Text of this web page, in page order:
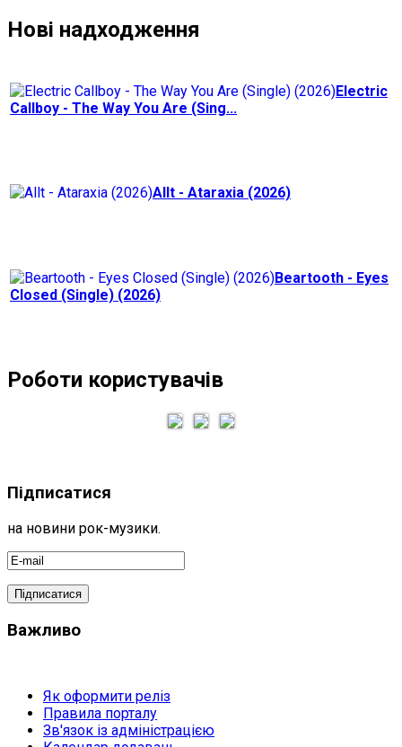
Нові надходження
Electric
Callboy - The Way You Are (Sing...
Allt - Ataraxia (2026)
Beartooth - Eyes
Closed (Single) (2026)
Роботи користувачів
Підписатися
на новини рок-музики.
Важливо
Як оформити реліз
Правила порталу
Зв'язок із адміністрацією